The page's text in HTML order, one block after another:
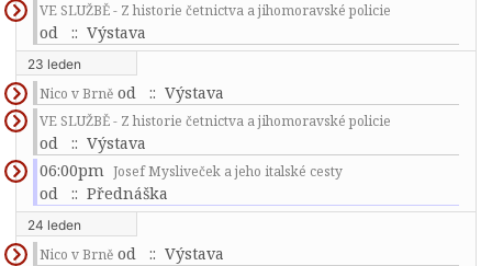
VE SLUŽBĚ - Z historie četnictva a jihomoravské policie
od :: Výstava
23 leden
Nico v Brně od :: Výstava
VE SLUŽBĚ - Z historie četnictva a jihomoravské policie
od
:: Výstava
06:00pm Josef Mysliveček a jeho italské cesty
od :: Přednáška
24 leden
Nico v Brně od :: Výstava